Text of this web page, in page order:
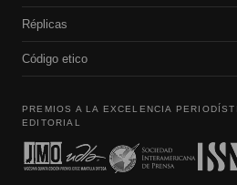
Réplicas
Código etico
PREMIOS A LA EXCELENCIA
EDITORIAL